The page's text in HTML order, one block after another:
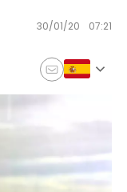
30/01/20 07:21